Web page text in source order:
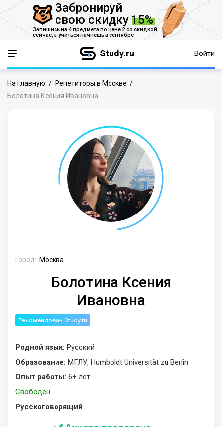
Забронируй
свою скидку 15%
Запишись на 4 предмета по цене 2 со скидкой
сейчас, а учиться начнешь в сентябре
Study.ru Войти
На главную / Репетиторы в Москве /
Болотина Ксения Ивановна
Город: Москва
Болотина Ксения
Ивановна
Рекомендован Study.ru
Родной язык: Русский
Образование: МГЛУ, Humboldt Universität zu Berlin
Опыт работы: 6+ лет
Свободен
Русскоговорящий